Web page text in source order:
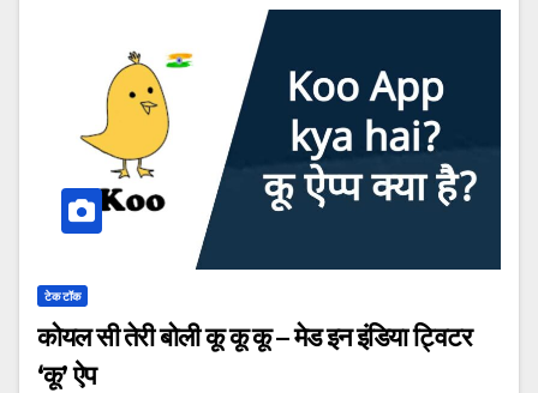
टेक टॉक
कोयल सी तेरी बोली कू कू कू – मेड इन इंडिया ट्विटर
‘कू’ ऐप